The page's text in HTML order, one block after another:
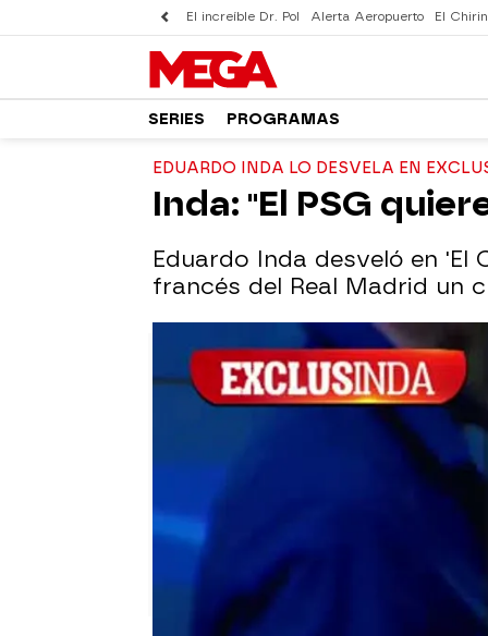
El increíble Dr. Pol Alerta Aeropuerto El
SERIES PROGRAMAS
EDUARDO INDA LO DESVELA EN
Inda: "El PSG
Eduardo Inda desveló en
francés del Real Madrid un